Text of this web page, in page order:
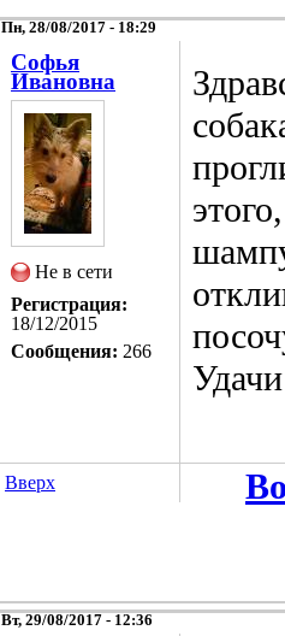
Пн, 28/08/2017 - 18:29
Софья
Ивановна
Не в сети
Регистрация:
18/12/2015
Сообщения: 266
Вверх
Вт, 29/08/2017 - 12:36